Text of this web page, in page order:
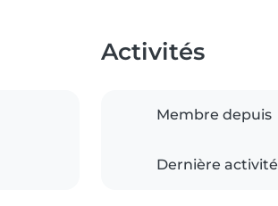
Activités
Membre depuis
Dernière activité